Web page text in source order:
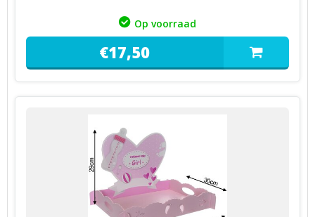
Op voorraad
€17,50